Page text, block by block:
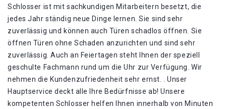
Schlosser ist mit sachkundigen Mitarbeitern besetzt, die
jedes Jahr ständig neue Dinge lernen. Sie sind sehr
zuverlässig und können auch Türen schadlos öffnen. Sie
öffnen Türen ohne Schaden anzurichten und sind sehr
zuverlässig. Auch an Feiertagen steht Ihnen der speziell
geschulte Fachmann rund um die Uhr zur Verfügung. Wir
nehmen die Kundenzufriedenheit sehr ernst. . Unser
Hauptservice deckt alle Ihre Bedürfnisse ab! Unsere
kompetenten Schlosser helfen Ihnen innerhalb von Minuten